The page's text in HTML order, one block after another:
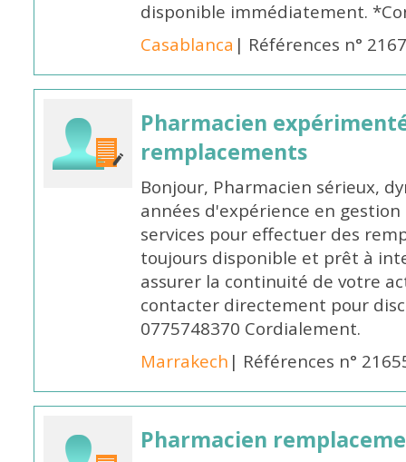
disponible immédiatement.
Casablanca | Références n°
Pharmacien
remplacements
Bonjour, Pharmacien sérieux,
années d'expérience en
services pour effectuer des
toujours disponible et prêt à
assurer la continuité de votre
contacter directement pour
0775748370 Cordialement.
Marrakech | Références n°
Pharmacien